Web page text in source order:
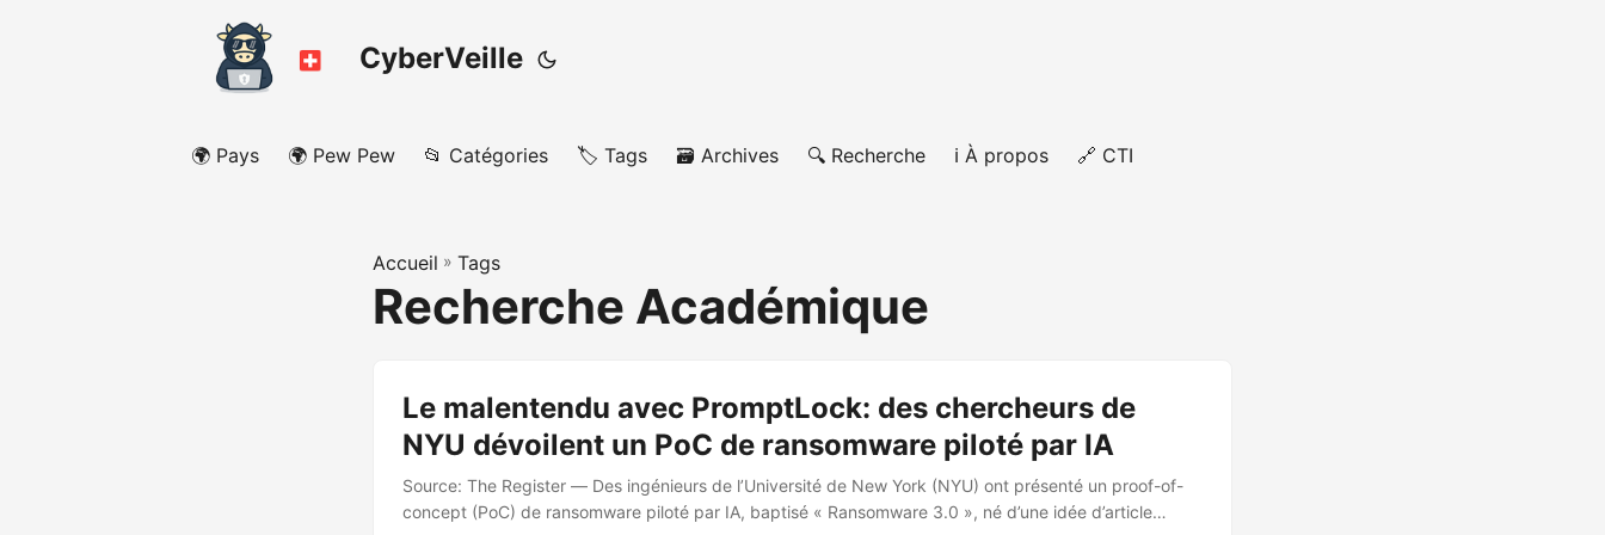
CyberVeille
🌍 Pays 🌍 Pew Pew 📂 Catégories 🏷️ Tags 🗃️ Archives 🔍 Recherche ℹ️ À propos 🔗 CTI
Accueil » Tags
Recherche Académique
Le malentendu avec PromptLock: des chercheurs de
NYU dévoilent un PoC de ransomware piloté par IA
Source: The Register — Des ingénieurs de l’Université de New York (NYU) ont présenté un proof-of-
concept (PoC) de ransomware piloté par IA, baptisé « Ransomware 3.0 », né d’une idée d’article